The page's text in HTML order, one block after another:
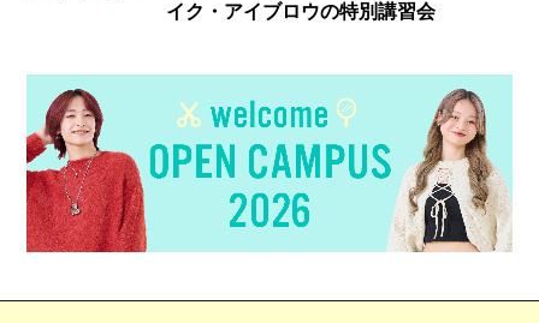
イク・アイブロウの特別講習会